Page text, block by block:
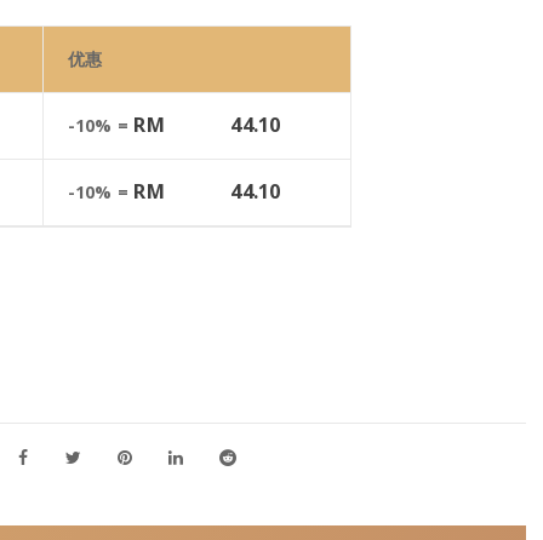
优惠
-10% = RM 44.10
-10% = RM 44.10